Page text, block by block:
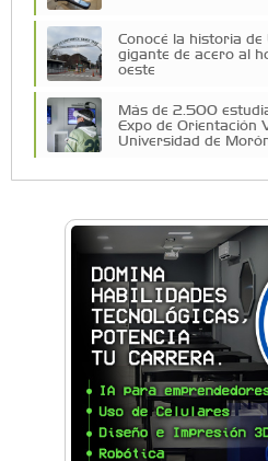
Conocé la historia
gigante de acero al
oeste
Más de 2.500
Expo de Orientación
Universidad de
De Castelar a
vecino que mapeó la
Castelar Digital
Dr. Omar Battilana:
odontología en
no cambió
Emiliano Brancciari
Norita", el nuevo ciclo
Museo Nora Cortiñas